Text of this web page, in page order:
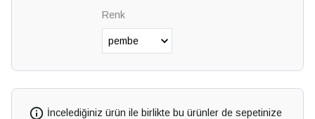
Renk
İncelediğiniz ürün ile birlikte bu ürünler de sepetinize